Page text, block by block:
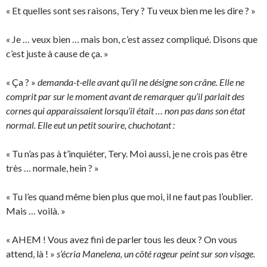
« Et quelles sont ses raisons, Tery ? Tu veux bien me les dire ? »
« Je … veux bien … mais bon, c’est assez compliqué. Disons que
c’est juste à cause de ça. »
« Ça ? » demanda-t-elle avant qu’il ne désigne son crâne. Elle ne
comprit par sur le moment avant de remarquer qu’il parlait des
cornes qui apparaissaient lorsqu’il était … non pas dans son état
normal. Elle eut un petit sourire, chuchotant :
« Tu n’as pas à t’inquiéter, Tery. Moi aussi, je ne crois pas être
très … normale, hein ? »
« Tu l’es quand même bien plus que moi, il ne faut pas l’oublier.
Mais … voilà. »
« AHEM ! Vous avez fini de parler tous les deux ? On vous
attend, là ! » s’écria Manelena, un côté rageur peint sur son visage.